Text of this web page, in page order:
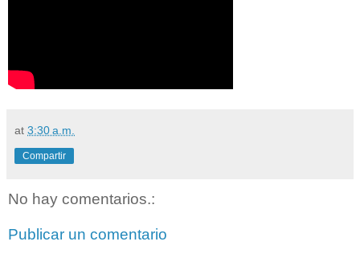
at 3:30 a.m.
Compartir
No hay comentarios.:
Publicar un comentario